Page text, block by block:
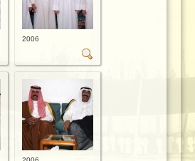
2006